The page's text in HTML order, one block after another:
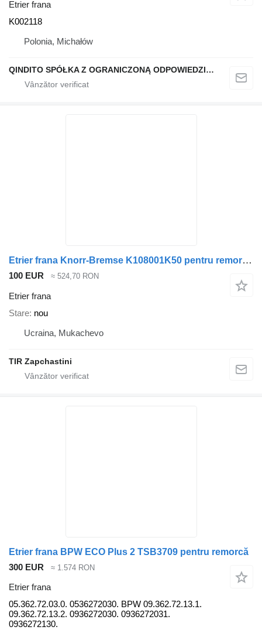
Etrier frana
K002118
Polonia, Michałów
QINDITO SPÓŁKA Z OGRANICZONĄ ODPOWIEDZIALNOŚCIĄ
Etrier frana Knorr-Bremse K108001K50 pentru remorcă Schmitz Cargobull
100 EUR ≈ 524,70 RON
Etrier frana
Stare nou
Ucraina, Mukachevo
TIR Zapchastini
Etrier frana BPW ECO Plus 2 TSB3709 pentru remorcă
300 EUR
≈ 1.574 RON
Etrier frana
05.362.72.03.0. 0536272030. BPW 09.362.72.13.1.
09.362.72.13.2. 0936272030. 0936272031.
0936272130.